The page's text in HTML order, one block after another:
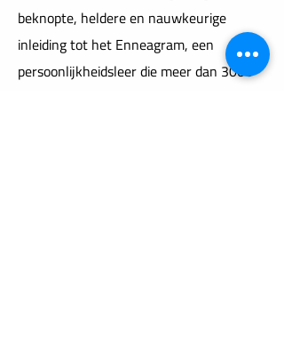
beknopte, heldere en nauwkeurige
inleiding tot het Enneagram, een
persoonlijkheidsleer die meer dan 3000